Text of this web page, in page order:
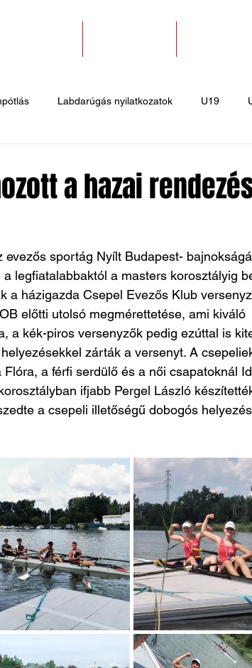
Labdarúgás nyilatkozatok U19
a hazai
sportág Nyílt Budapest-
legfiatalabbaktól a masters korosztályig
a házigazda Csepel Evezős Klub
előtti utolsó megmérettetése, ami kiváló
a kék-piros versenyzők pedig ezúttal is
zárták a versenyt. A
a férfi serdülő és a női csapatoknál
ifjabb Pergel László
a csepeli illetőségű dobogós